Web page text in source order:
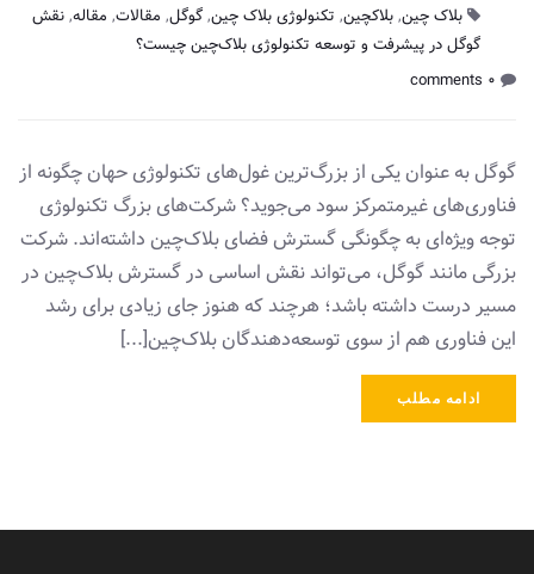
بلاک چین,بلاکچین, تکنولوژی بلاک چین,گوگل, مقالات, مقاله,نقش
گوگل در پیشرفت و توسعه تکنولوژی بلاک‌چین چیست؟
0 comments
گوگل به عنوان یکی از بزرگ‌ترین غول‌های تکنولوژی حهان چگونه از
فناوری‌های غیرمتمرکز سود می‌جوید؟ شرکت‌های بزرگ تکنولوژی
توجه ویژه‌ای به چگونگی گسترش فضای بلاک‌چین داشته‌اند. شرکت
بزرگی مانند گوگل، می‌تواند نقش اساسی در گسترش بلاک‌چین در
مسیر درست داشته باشد؛ هرچند که هنوز جای زیادی برای رشد
این فناوری هم از سوی توسعه‌دهندگان بلاک‌چین[...]
ادامه مطلب